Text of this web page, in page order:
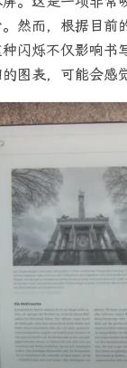
然而，根据目前
闪烁不仅影响书
图表，可能会感